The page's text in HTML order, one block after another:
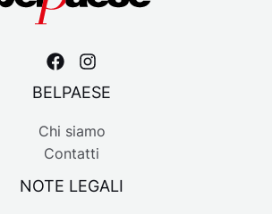
BELPAESE
Chi siamo
Contatti
NOTE LEGALI